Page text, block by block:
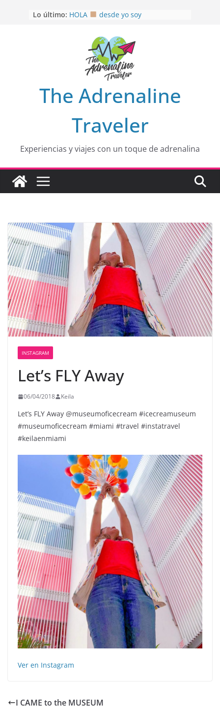
Lo último:
OTRA PERSPECTIVA de RÍO EL
MULITO!
Aprovechando que Wen tenía que
EL SENDERO DEL CACAO: Excelente
opción
HOSPEDAJE AL NATURALSHH !!
The Adrenaline
Traveler
Experiencias y viajes con un toque de adrenalina
INSTAGRAM
Let’s FLY Away
06/04/2018 Keila
Let’s FLY Away @museumoficecream #icecreamuseum
#museumoficecream #miami #travel #instatravel
#keilaenmiami
Ver en Instagram
I CAME to the MUSEUM